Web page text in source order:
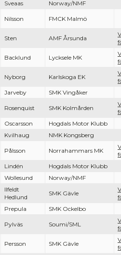
Sveaas
Norway/NMF
Nilsson FMCK Malmö
Sten AMF Årsunda
Backlund Lycksele MK
Nyborg Karlskoga EK
Jarveby SMK Vingåker
Rosenquist SMK Kolmården
Oscarsson
Hogdals Motor Klubb
Kvilhaug NMK Kongsberg
Pålsson Norrahammars MK
Lindén
Hogdals Motor Klubb
Wollesund Norway/NMF
Ilfeldt
Hedlund
SMK Gävle
Prepula SMK Ockelbo
Pylväs Soumi/SML
Persson SMK Gävle